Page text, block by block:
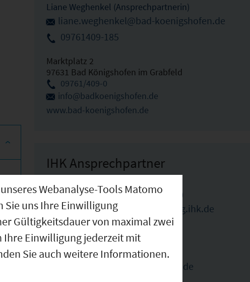
Liane Weghenkel (Ansprechpartnerin)
liane.weghenkel@bad-koenigshofen.de
09761409-185
Marktplatz 2
97631 Bad Königshofen im Grabfeld
09761/409-0
info@badkoenigshofen.de
www.bad-koenigshofen.de
IHK Ansprechpartner
Benedikt Pfeuffer (Ansprechpartner)
benedikt.pfeuffer@wuerzburg.ihk.de
09314194179
Elka Ivanova (Ansprechpartnerin)
elka.ivanova@wuerzburg.ihk.de
Webanalyse-Tools Matomo
Sie uns Ihre Einwilligung
Gültigkeitsdauer von maximal zwei
Ihre Einwilligung jederzeit mit
Sie auch weitere Informationen.